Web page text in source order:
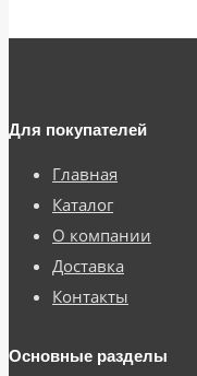
Для покупателей
Главная
Каталог
О компании
Доставка
Контакты
Основные разделы